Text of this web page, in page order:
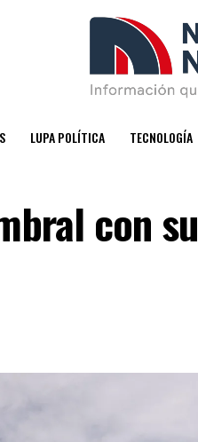
LUPA POLÍTICA TECNOLOGÍA
con